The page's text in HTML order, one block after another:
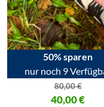
50% sparen
nur noch 9
80,00€
Ursprünglicher Preis
40,00€